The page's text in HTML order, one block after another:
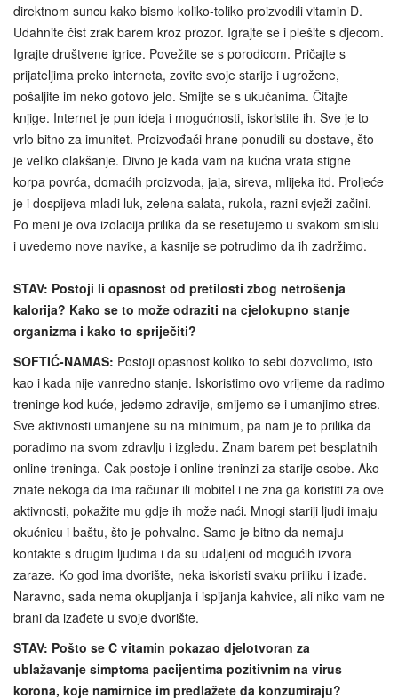
direktnom suncu kako bismo koliko-toliko proizvodili vitamin D.
Udahnite čist zrak barem kroz prozor. Igrajte se i plešite s djecom.
Igrajte društvene igrice. Povežite se s porodicom. Pričajte s
prijateljima preko interneta, zovite svoje starije i ugrožene,
pošaljite im neko gotovo jelo. Smijte se s ukućanima. Čitajte
knjige. Internet je pun ideja i mogućnosti, iskoristite ih. Sve je to
vrlo bitno za imunitet. Proizvođači hrane ponudili su dostave, što
je veliko olakšanje. Divno je kada vam na kućna vrata stigne
korpa povrća, domaćih proizvoda, jaja, sireva, mlijeka itd. Proljeće
je i dospijeva mladi luk, zelena salata, rukola, razni svježi začini.
Po meni je ova izolacija prilika da se resetujemo u svakom smislu
i uvedemo nove navike, a kasnije se potrudimo da ih zadržimo.
STAV: Postoji li opasnost od pretilosti zbog netrošenja
kalorija? Kako se to može odraziti na cjelokupno stanje
organizma i kako to spriječiti?
SOFTIĆ-NAMAS: Postoji opasnost koliko to sebi dozvolimo, isto
kao i kada nije vanredno stanje. Iskoristimo ovo vrijeme da radimo
treninge kod kuće, jedemo zdravije, smijemo se i umanjimo stres.
Sve aktivnosti umanjene su na minimum, pa nam je to prilika da
poradimo na svom zdravlju i izgledu. Znam barem pet besplatnih
online treninga. Čak postoje i online treninzi za starije osobe. Ako
znate nekoga da ima računar ili mobitel i ne zna ga koristiti za ove
aktivnosti, pokažite mu gdje ih može naći. Mnogi stariji ljudi imaju
okućnicu i baštu, što je pohvalno. Samo je bitno da nemaju
kontakte s drugim ljudima i da su udaljeni od mogućih izvora
zaraze. Ko god ima dvorište, neka iskoristi svaku priliku i izađe.
Naravno, sada nema okupljanja i ispijanja kahvice, ali niko vam ne
brani da izađete u svoje dvorište.
STAV: Pošto se C vitamin pokazao djelotvoran za
ublažavanje simptoma pacijentima pozitivnim na virus
korona, koje namirnice im predlažete da konzumiraju?